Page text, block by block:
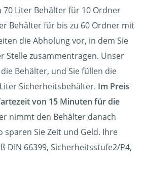
Liter Behälter für 10 Ordner
Behälter für bis zu 60 Ordner mit
die Abholung vor, in dem Sie
Stelle zusammentragen. Unser
Behälter, und Sie füllen die
Sicherheitsbehälter. Im Preis
von 15 Minuten für die
nimmt den Behälter danach
sparen Sie Zeit und Geld. Ihre
DIN 66399, Sicherheitsstufe2/P4,